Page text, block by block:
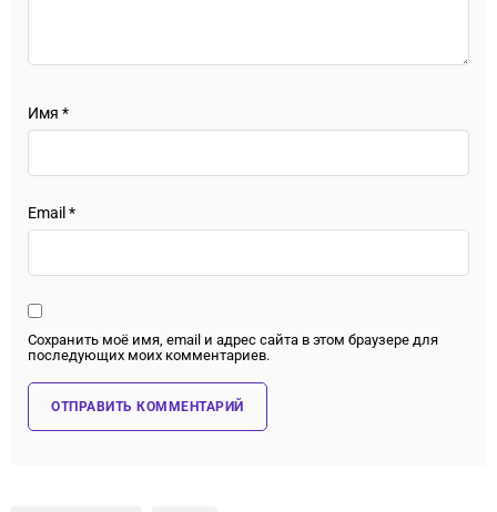
Имя *
Email*
Сохранить моё имя, email и адрес сайта в этом браузере для
последующих моих комментариев.